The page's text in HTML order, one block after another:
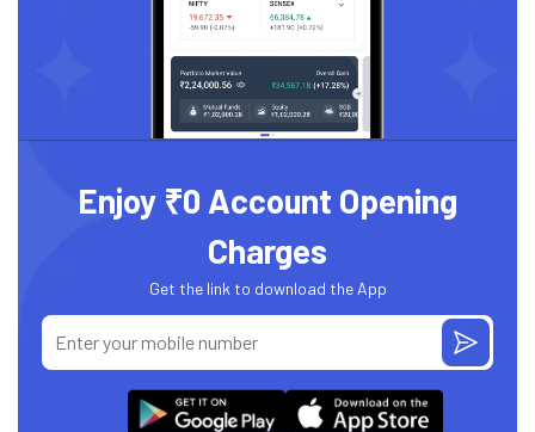
Enjoy ₹0 Account Opening
Charges
Get the link to download the App